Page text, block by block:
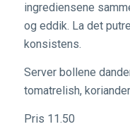
ingrediensene
og eddik. La det
konsistens.
Server bollene
tomatrelish,
Pris 11.50